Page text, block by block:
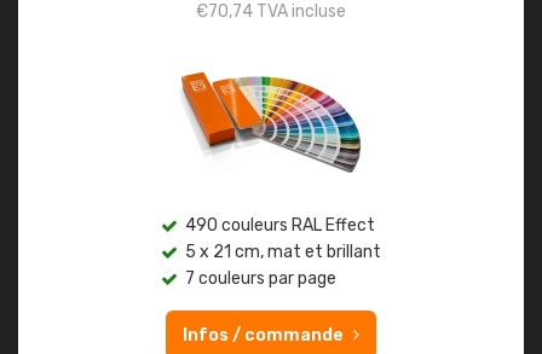
€70,74 TVA incluse
490 couleurs RAL Effect
5 x 21 cm, mat et brillant
7 couleurs par page
Infos / commande